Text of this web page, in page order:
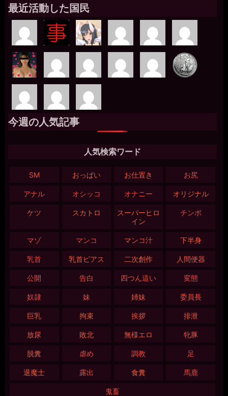
最近活動した国民
今週の人気記事
人気検索ワード
SM おっぱい お仕置き お尻
アナル オシッコ オナニー オリジナル
ケツ スカトロ
スーパーヒロ
イン
チンポ
マゾ マンコ マンコ汁 下半身
乳首 乳首ピアス 二次創作 人間便器
公開 告白 四つん這い 変態
奴隷 妹 姉妹 委員長
巨乳 拘束 挨拶 排泄
放尿 敗北 無様エロ 牝豚
脱糞 虐め 調教 足
退魔士 露出 食糞 馬鹿
鬼畜